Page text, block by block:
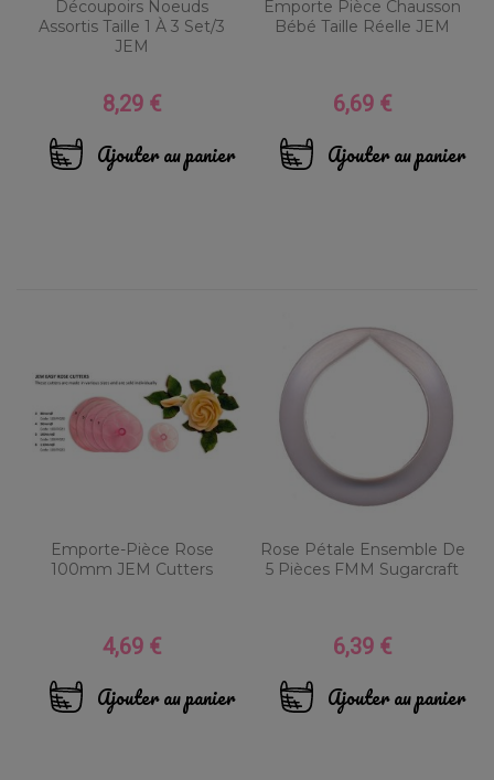
Découpoirs Noeuds
Assortis Taille 1 À 3 Set/3
JEM
Prix
8,29 €
Ajouter au panier
Emporte Pièce Chausson
Bébé Taille Réelle JEM
Prix
6,69 €
Ajouter au panier
Emporte-Pièce Rose
100mm JEM Cutters
Prix
4,69 €
Ajouter au panier
Rose Pétale Ensemble De
5 Pièces FMM Sugarcraft
Prix
6,39 €
Ajouter au panier